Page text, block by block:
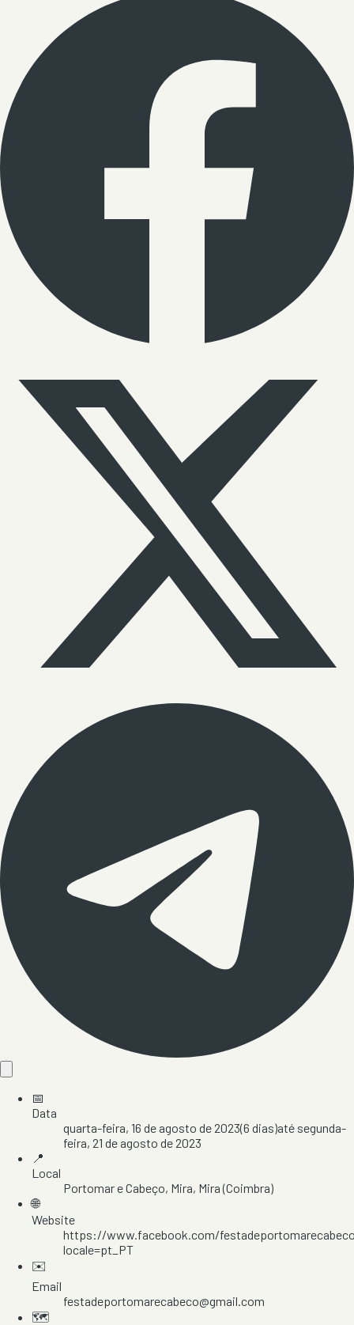
📅
Data
quarta-feira, 16 de agosto de 2023(6 dias)até segunda-
feira, 21 de agosto de 2023
📍
Local
Portomar e Cabeço, Mira, Mira(Coimbra)
🌐
Website
https://www.facebook.com/
locale=pt_PT
✉️
Email
festadeportomarecabeco@gmail.com
🗺️